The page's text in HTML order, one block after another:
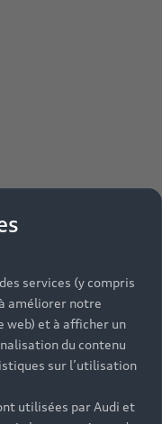
services (y compris
améliorer notre
web) et à afficher un
du contenu
sur l’utilisation
utilisées par Audi et